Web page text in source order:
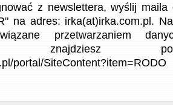
z newslettera, wyślij
na adres: irka(at)irka.com.pl.
przetwarzaniem
znajdziesz
portal/SiteContent?item=RODO